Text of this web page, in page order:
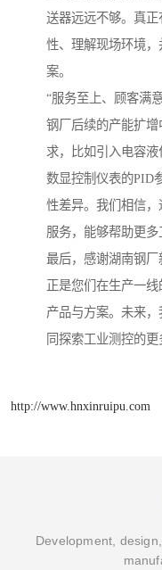
送器远远不够。真
性、理解现场环境
案。
“服务至上、顾客满
钢厂后续的产能扩
求，比如引入电容
数显控制仪表的PID
性差异。我们相信
服务，能够帮助更多
最后，感谢湖南钢厂
正是您们在生产一
产品与方案。未来
同探索工业测控的更
http://www.hnxinruipu.com
Development,